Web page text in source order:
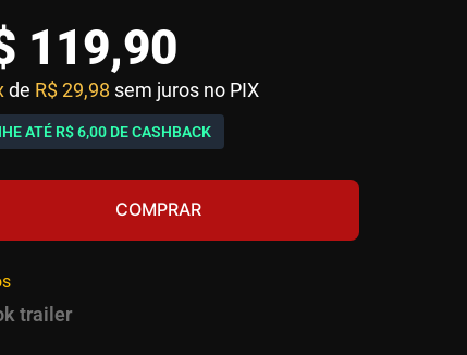
119,90
de R$ 29,98 sem juros no PIX
ATÉ R$ 6,00 DE CASHBACK
COMPRAR
trailer